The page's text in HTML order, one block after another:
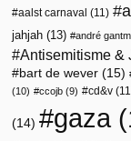
aalst carnaval (11)
jahjah (13) andré
Antisemitisme &
bart de wever (15)
(10)
ccojb (9) cd&v
(14) gaza